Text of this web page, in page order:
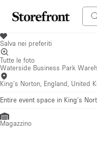
Salva nei preferiti
Tutte le foto
Waterside Business Park
King's Norton, England, United
Entire event space in King's
Magazzino